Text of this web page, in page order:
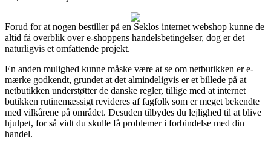
Forud for at nogen bestiller på en Seklos internet webshop kunne de
altid få overblik over e-shoppens handelsbetingelser, dog er det
naturligvis et omfattende projekt.
En anden mulighed kunne måske være at se om netbutikken er e-
mærke godkendt, grundet at det almindeligvis er et billede på at
netbutikken understøtter de danske regler, tillige med at internet
butikken rutinemæssigt revideres af fagfolk som er meget bekendte
med vilkårene på området. Desuden tilbydes du lejlighed til at blive
hjulpet, for så vidt du skulle få problemer i forbindelse med din
handel.